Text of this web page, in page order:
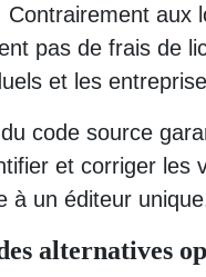
aux
pas de frais de
et les
code source
et corriger les
à un éditeur
alternatives